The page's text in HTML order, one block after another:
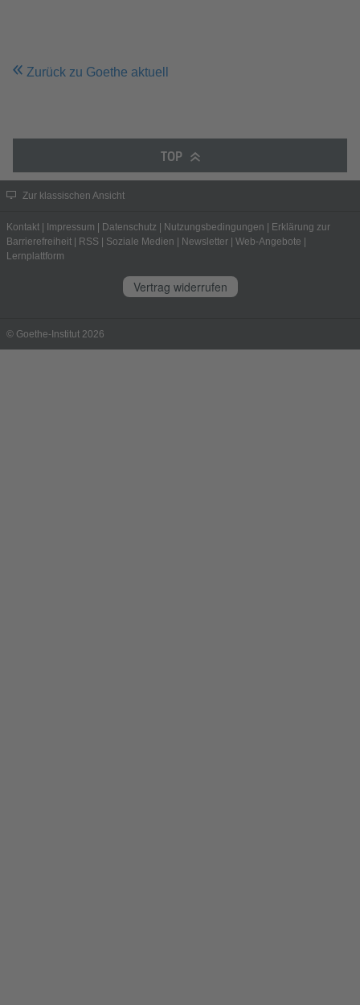
Zurück zu Goethe aktuell
TOP
Zur klassischen Ansicht
Kontakt Impressum Datenschutz Nutzungsbedingungen
Erklärung zur
Barrierefreiheit
RSS Soziale Medien Newsletter Web-Angebote
Lernplattform
Vertrag widerrufen
© Goethe-Institut 2026